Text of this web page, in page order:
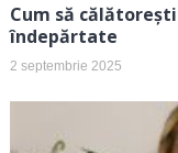
Cum să
îndepărtate
2 septembrie 2025